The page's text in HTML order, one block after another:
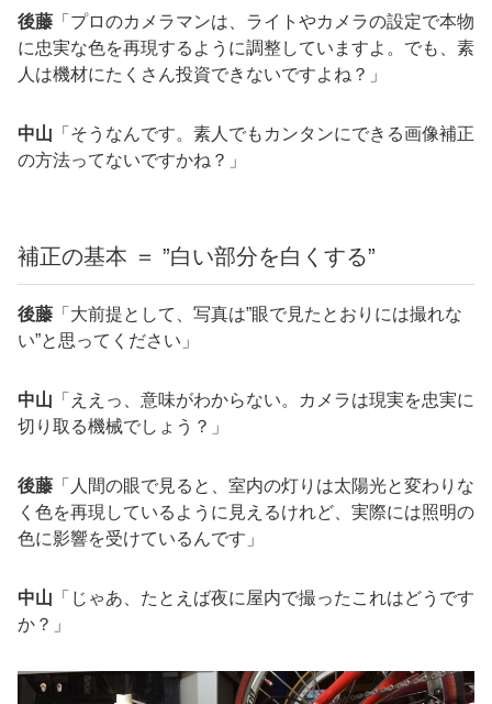
後藤 「プロのカメラマンは、ライトやカメラの設定で本物
に忠実な色を再現するように調整していますよ。でも、素
人は機材にたくさん投資できないですよね？」
中山 「そうなんです。素人でもカンタンにできる画像補正
の方法ってないですかね？」
補正の基本 ＝ ”白い部分を白くする”
後藤 「大前提として、写真は”眼で見たとおりには撮れな
い”と思ってください」
中山 「ええっ、意味がわからない。カメラは現実を忠実に
切り取る機械でしょう？」
後藤 「人間の眼で見ると、室内の灯りは太陽光と変わりな
く色を再現しているように見えるけれど、実際には照明の
色に影響を受けているんです」
中山 「じゃあ、たとえば夜に屋内で撮ったこれはどうです
か？」